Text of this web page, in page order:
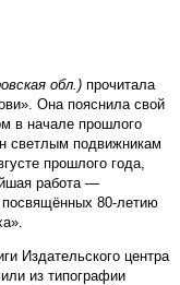
обл.) прочитала
Она пояснила свой
в начале прошлого
светлым подвижникам
прошлого года,
работа —
посвящённых 80-летию
Издательского центра
из типографии